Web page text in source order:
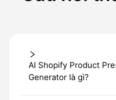
AI Shopify Product
Generator là gì?